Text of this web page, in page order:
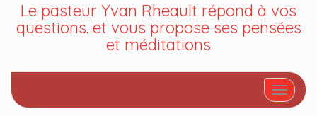
Le pasteur Yvan Rheault répond à vos
questions. et vous propose ses pensées
et méditations
Afficher/